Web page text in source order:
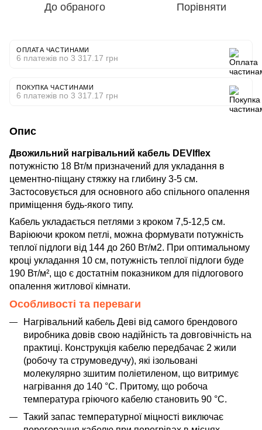
До обраного Порівняти
ОПЛАТА ЧАСТИНАМИ
6 платежів по 3 317.17 грн
ПОКУПКА ЧАСТИНАМИ
6 платежів по 3 317.17 грн
Опис
Двожильний нагрівальний кабель DEVIflex
потужністю 18 Вт/м призначений для укладання в
цементно-піщану стяжку на глибину 3-5 см.
Застосовується для основного або спільного опалення
приміщення будь-якого типу.
Кабель укладається петлями з кроком 7,5-12,5 см.
Варіюючи кроком петлі, можна формувати потужність
теплої підлоги від 144 до 260 Вт/м2. При оптимальному
кроці укладання 10 см, потужність теплої підлоги буде
190 Вт/м², що є достатнім показником для підлогового
опалення житлової кімнати.
Особливості та переваги
Нагрівальний кабель Деві від самого брендового
виробника довів свою надійність та довговічність на
практиці. Конструкція кабелю передбачає 2 жили
(робочу та струмоведучу), які ізольовані
молекулярно зшитим поліетиленом, що витримує
нагрівання до 140 °C. Притому, що робоча
температура гріючого кабелю становить 90 °C.
Такий запас температурної міцності виключає